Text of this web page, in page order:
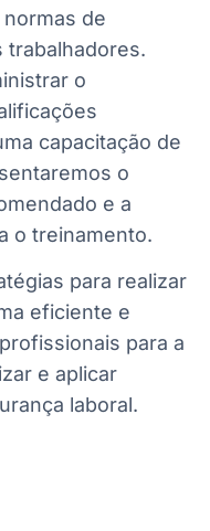
de
trabalhadores.
o
capacitação de
o
e a
o treinamento.
para realizar
eficiente e
para a
e aplicar
laboral.